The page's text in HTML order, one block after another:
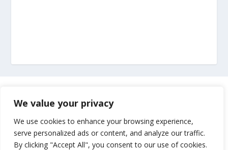
We value your privacy
We use cookies to enhance your browsing experience,
serve personalized ads or content, and analyze our traffic.
By clicking "Accept All", you consent to our use of cookies.
Impressum
Uvjeti korištenja